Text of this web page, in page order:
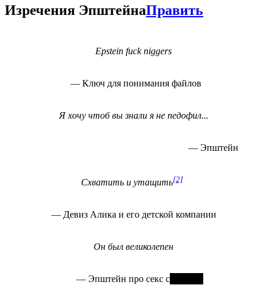
Изречения ЭпштейнаПравить
Epstein fuck niggers
— Ключ для понимания файлов
Я хочу чтоб вы знали я не педофил...
— Эпштейн
Схватить и утащить[2]
— Девиз Алика и его детской компании
Он был великолепен
— Эпштейн про секс с